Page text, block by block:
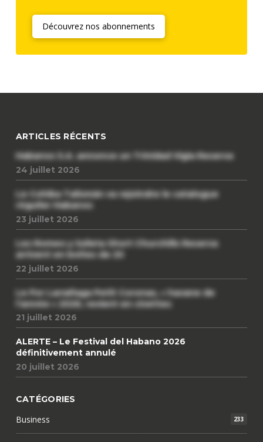
Découvrez nos abonnements
ARTICLES RÉCENTS
Habanos S.A. annonce un Trinidad Vigia Reserva
24 juillet 2026
Le Cohiba Talismán va rejoindre le catalogue
régulier Habanos
23 juillet 2026
Les Romeo y Julieta Short Churchills Reserva
arrivent en boîtes de 20
22 juillet 2026
Le Por Larrañaga Petit Coronas, « havane de
l’année » 2026, revient en civettes
21 juillet 2026
ALERTE – Le Festival del Habano 2026
définitivement annulé
20 juillet 2026
CATÉGORIES
Business 233